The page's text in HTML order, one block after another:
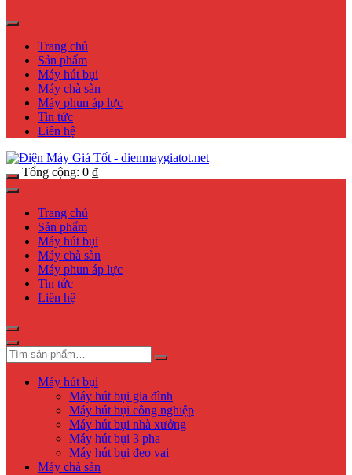
Trang chủ
Sản phẩm
Máy hút bụi
Máy chà sàn
Máy phun áp lực
Tin tức
Liên hệ
Tổng cộng: 0 ₫
Trang chủ
Sản phẩm
Máy hút bụi
Máy chà sàn
Máy phun áp lực
Tin tức
Liên hệ
Máy hút bụi
Máy hút bụi gia đình
Máy hút bụi công nghiệp
Máy hút bụi nhà xưởng
Máy hút bụi 3 pha
Máy hút bụi đeo vai
Máy chà sàn